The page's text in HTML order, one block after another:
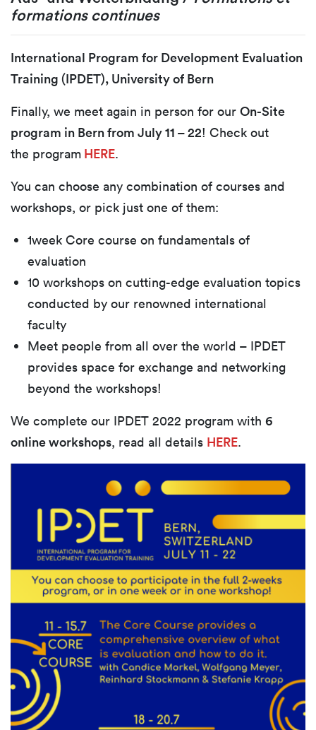
formations continues
International Program for Development Evaluation
Training (IPDET), University of Bern
Finally, we meet again in person for our On-Site
program in Bern from July 11 – 22! Check out
the program HERE.
You can choose any combination of courses and
workshops, or pick just one of them:
1week Core course on fundamentals of
evaluation
10 workshops on cutting-edge evaluation topics
conducted by our renowned international
faculty
Meet people from all over the world – IPDET
provides space for exchange and networking
beyond the workshops!
We complete our IPDET 2022 program with 6
online workshops, read all details HERE.